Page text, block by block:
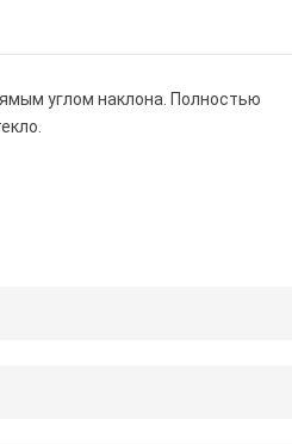
углом наклона. Полностью